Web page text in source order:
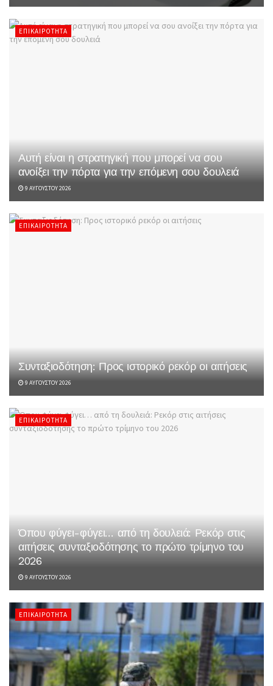
ΕΠΙΚΑΙΡΌΤΗΤΑ
Αυτή είναι η στρατηγική που μπορεί να σου
ανοίξει την πόρτα για την επόμενη σου δουλειά
9 ΑΥΓΟΎΣΤΟΥ 2026
ΕΠΙΚΑΙΡΌΤΗΤΑ
Συνταξιοδότηση: Προς ιστορικό ρεκόρ οι αιτήσεις
9 ΑΥΓΟΎΣΤΟΥ 2026
ΕΠΙΚΑΙΡΌΤΗΤΑ
Όπου φύγει-φύγει… από τη δουλειά: Ρεκόρ στις
αιτήσεις συνταξιοδότησης το πρώτο τρίμηνο του
2026
9 ΑΥΓΟΎΣΤΟΥ 2026
ΕΠΙΚΑΙΡΌΤΗΤΑ